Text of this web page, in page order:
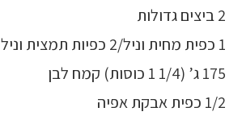
2 ביצים גדולות
1 כפית מחית וניל/2 כפיות תמצית וניל
175 ג’ (1/4 1 כוסות) קמח לבן
1/2 כפית אבקת אפיה